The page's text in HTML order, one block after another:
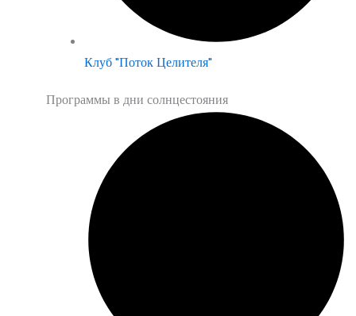
Клуб "Поток Целителя"
Программы в дни солнцестояния